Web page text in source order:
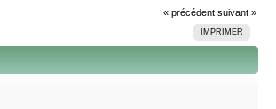
« précédent suivant »
IMPRIMER